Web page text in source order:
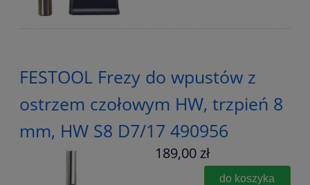
FESTOOL Frezy do wpustów z
ostrzem czołowym HW, trzpień 8
mm, HW S8 D7/17 490956
189,00 zł
do koszyka